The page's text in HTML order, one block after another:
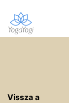
Vissza a